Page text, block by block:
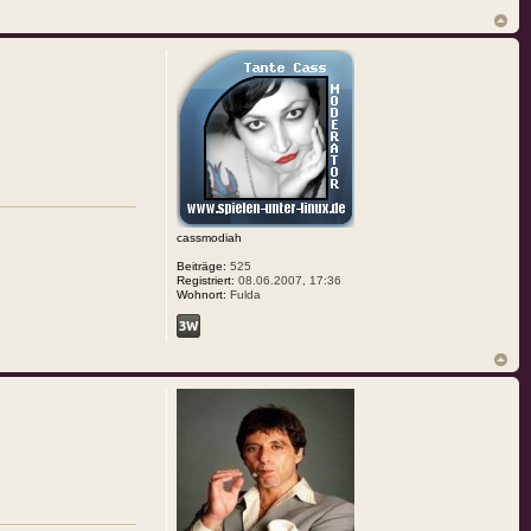
cassmodiah
Beiträge: 525
Registriert: 08.06.2007, 17:36
Wohnort: Fulda